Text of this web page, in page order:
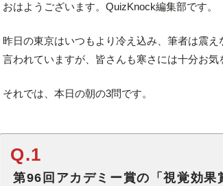
おはようございます。QuizKnock編集部です。
昨日の東京はいつもより冷え込み、筆者は震
言われていますが、皆さんも寒さには十分お気
それでは、本日の朝の3問です。
Q.1
第96回アカデミー賞の「視覚効果